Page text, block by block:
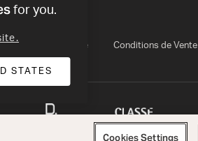
de conformité Conditions de Vente
for you.
STATES
Cookies Settings